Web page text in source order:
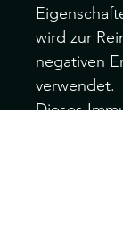
wird zur
negativen
verwendet.
Dieses